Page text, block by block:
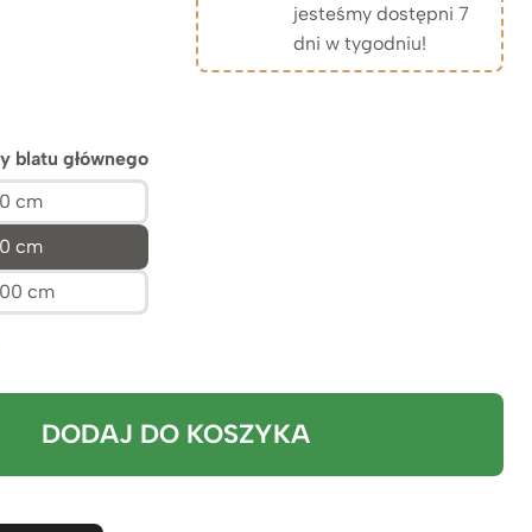
jesteśmy dostępni 7
dni w tygodniu!
blatu głównego
cm
cm
cm
DODAJ DO KOSZYKA